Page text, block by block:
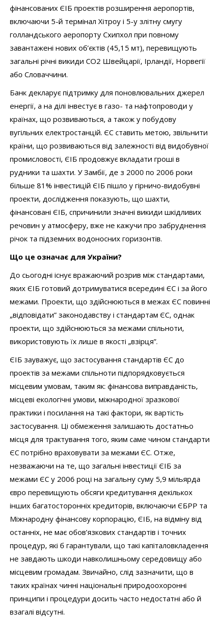
фінансованих ЄІБ проектів розширення аеропортів,
включаючи 5-й термінал Хітроу і 5-у злітну смугу
голландського аеропорту Схипхол при повному
завантажені нових об’єктів (45,15 мт), перевищують
загальні річні викиди СО2 Швейцарії, Ірландії, Норвегії
або Словаччини.
Банк декларує підтримку для поновлювальних джерел
енергії, а на ділі інвестує в газо- та нафтопроводи у
країнах, що розвиваються, а також у побудову
вугільних електростанцій. ЄС ставить метою, звільнити
країни, що розвиваються від залежності від видобувної
промисловості, ЄІБ продовжує вкладати гроші в
рудники та шахти. У Замбії, де з 2000 по 2006 роки
більше 81% інвестицій ЄІБ пішло у гірничо-видобувні
проекти, дослідження показують, що шахти,
фінансовані ЄІБ, спричинили значні викиди шкідливих
речовин у атмосферу, вже не кажучи про забруднення
річок та підземних водоносних горизонтів.
Що це означає для України?
До сьогодні існує вражаючий розрив між стандартами,
яких ЄІБ готовий дотримуватися всередині ЄС і за його
межами. Проекти, що здійснюються в межах ЄС повинні
„відповідати” законодавству і стандартам ЄС, однак
проекти, що здійснюються за межами спільноти,
використовують їх лише в якості „взірця”.
ЄІБ зауважує, що застосування стандартів ЄС до
проектів за межами спільноти підпорядковується
місцевим умовам, таким як: фінансова виправданість,
місцеві екологічні умови, міжнародної зразкової
практики і посилання на такі фактори, як вартість
застосування. Ці обмеження залишають достатньо
місця для трактування того, яким саме чином стандарти
ЄС потрібно враховувати за межами ЄС. Отже,
незважаючи на те, що загальні інвестиції ЄІБ за
межами ЄС у 2006 році на загальну суму 5,9 мільярда
євро перевищують обсяги кредитування декількох
інших багатосторонніх кредиторів, включаючи ЄБРР та
Міжнародну фінансову корпорацію, ЄІБ, на відміну від
останніх, не має обов’язкових стандартів і точних
процедур, які б гарантували, що такі капіталовкладення
не завдають шкоди навколишньому середовищу або
місцевим громадам. Звичайно, слід зазначити, що в
таких країнах чинні національні природоохоронні
принципи і процедури досить часто недостатні або й
взагалі відсутні.